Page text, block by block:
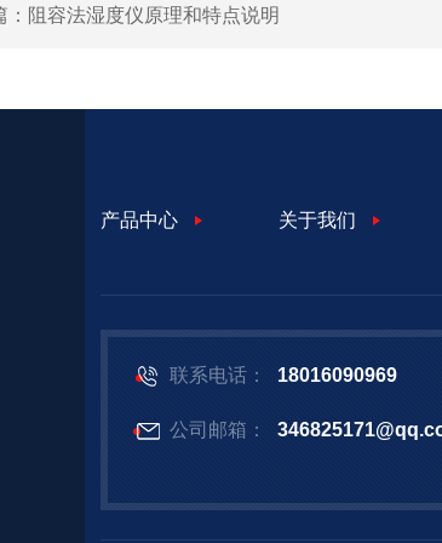
阻容法湿度仪原理和特点说明
产品中心 关于我们
联系电话： 18016090969
公司邮箱：